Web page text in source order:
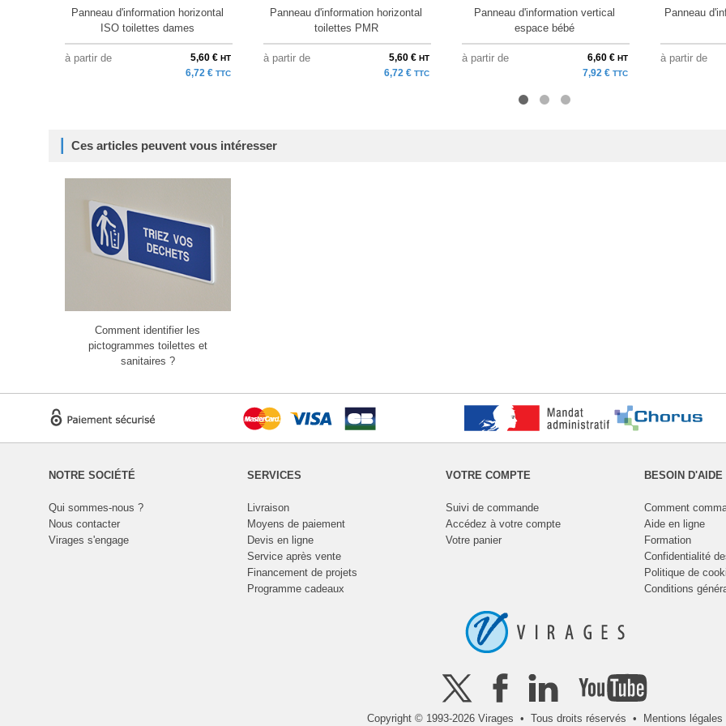
Panneau d'information horizontal
ISO toilettes dames
à partir de 5,60 € HT
6,72 € TTC
Panneau d'information horizontal
toilettes PMR
à partir de 5,60 € HT
6,72 € TTC
Panneau d'information vertical
espace bébé
à partir de 6,60 € HT
7,92 € TTC
Panneau
à partir de
Ces articles peuvent vous intéresser
Comment identifier les
pictogrammes toilettes et
sanitaires ?
NOTRE SOCIÉTÉ
Qui sommes-nous ?
Nous contacter
Virages s'engage
SERVICES
Livraison
Moyens de paiement
Devis en ligne
Service après vente
Financement de projets
Programme cadeaux
VOTRE COMPTE
Suivi de commande
Accédez à votre compte
Votre panier
BESOIN D'AIDE
Comment
Aide en ligne
Formation
Confidentialité
Politique de
Conditions
Copyright © 1993-2026 Virages • Tous droits réservés • Mentions légales